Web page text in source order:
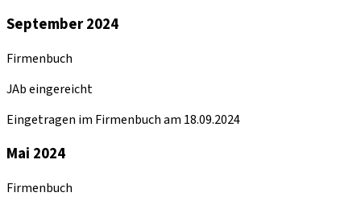
September 2024
Firmenbuch
JAb eingereicht
Eingetragen im Firmenbuch am 18.09.2024
Mai 2024
Firmenbuch